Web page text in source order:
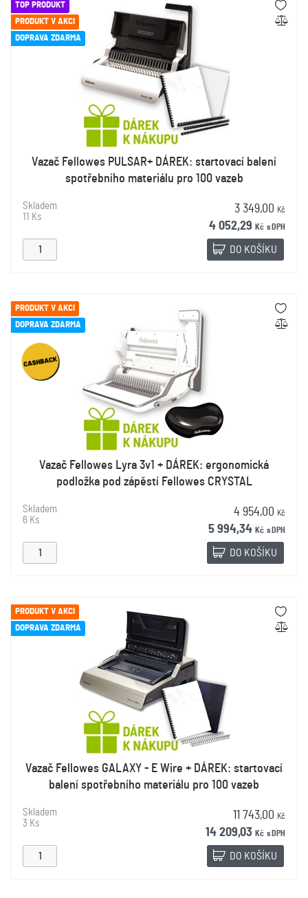
TOP PRODUKT
PRODUKT V AKCI
DOPRAVA ZDARMA
Vazač Fellowes PULSAR+ DÁREK: startovací balení
spotřebního materiálu pro 100 vazeb
Skladem
11 Ks
3 349,00 Kč
4 052,29 Kč s DPH
DO KOŠÍKU
PRODUKT V AKCI
DOPRAVA ZDARMA
Vazač Fellowes Lyra 3v1 + DÁREK: ergonomická
podložka pod zápěstí Fellowes CRYSTAL
Skladem
6 Ks
4 954,00 Kč
5 994,34 Kč s DPH
DO KOŠÍKU
PRODUKT V AKCI
DOPRAVA ZDARMA
Vazač Fellowes GALAXY - E Wire + DÁREK: startovací
balení spotřebního materiálu pro 100 vazeb
Skladem
3 Ks
11 743,00 Kč
14 209,03 Kč s DPH
DO KOŠÍKU